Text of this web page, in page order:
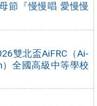
節『慢慢唱 愛慢慢
雙北盃AiFRC（Ai-
）全國高級中等學校